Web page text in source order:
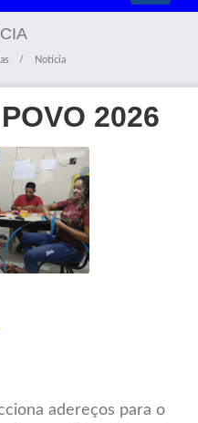
Notícia
2026
adereços para o